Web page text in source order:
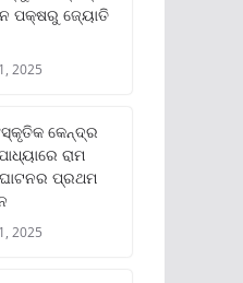
ପକ୍ଷରୁ ଜ୍ୟୋତି
2025
କେନ୍ଦ୍ର
ରାମ
ପ୍ରଥମ
2025